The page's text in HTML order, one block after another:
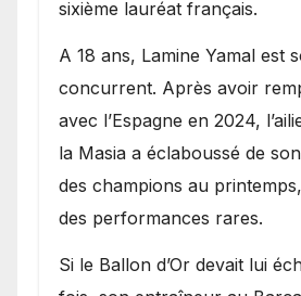
sixième lauréat français.
A 18 ans, Lamine Yamal est
concurrent. Après avoir
avec l’Espagne en 2024,
la Masia a éclaboussé de
des champions au
des performances rares.
Si le Ballon d’Or devait lui